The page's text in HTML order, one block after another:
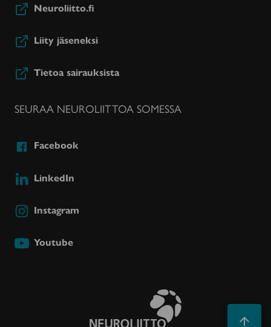
Neuroliitto.fi
Liity jäseneksi
Tietoa sairauksista
SEURAA NEUROLIITTOA SOMESSA
Facebook
LinkedIn
Instagram
Youtube
Takaisin